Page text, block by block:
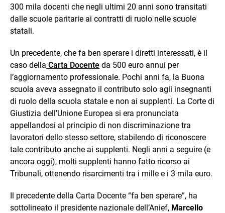
300 mila docenti che negli ultimi 20 anni sono transitati
dalle scuole paritarie ai contratti di ruolo nelle scuole
statali.
Un precedente, che fa ben sperare i diretti interessati, è il
caso della Carta Docente da 500 euro annui per
l’aggiornamento professionale. Pochi anni fa, la Buona
scuola aveva assegnato il contributo solo agli insegnanti
di ruolo della scuola statale e non ai supplenti. La Corte di
Giustizia dell’Unione Europea si era pronunciata
appellandosi al principio di non discriminazione tra
lavoratori dello stesso settore, stabilendo di riconoscere
tale contributo anche ai supplenti. Negli anni a seguire (e
ancora oggi), molti supplenti hanno fatto ricorso ai
Tribunali, ottenendo risarcimenti tra i mille e i 3 mila euro.
Il precedente della Carta Docente “fa ben sperare”, ha
sottolineato il presidente nazionale dell’Anief, Marcello